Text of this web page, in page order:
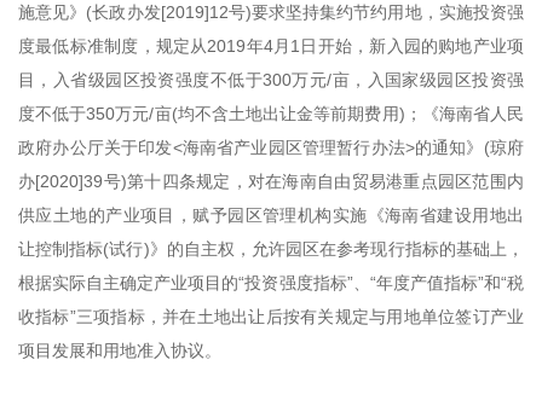
施意见》(长政办发[2019]12号)要求坚持集约节约用地，实施投资强
度最低标准制度，规定从2019年4月1日开始，新入园的购地产业项
目，入省级园区投资强度不低于300万元/亩，入国家级园区投资强
度不低于350万元/亩(均不含土地出让金等前期费用)；《海南省人民
政府办公厅关于印发<海南省产业园区管理暂行办法>的通知》(琼府
办[2020]39号)第十四条规定，对在海南自由贸易港重点园区范围内
供应土地的产业项目，赋予园区管理机构实施《海南省建设用地出
让控制指标(试行)》的自主权，允许园区在参考现行指标的基础上，
根据实际自主确定产业项目的“投资强度指标”、“年度产值指标”和“税
收指标”三项指标，并在土地出让后按有关规定与用地单位签订产业
项目发展和用地准入协议。